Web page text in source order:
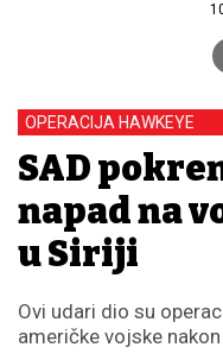
OPERACIJA HAWKEYE
SAD
napad na
u Siriji
Ovi udari dio su
američke vojske